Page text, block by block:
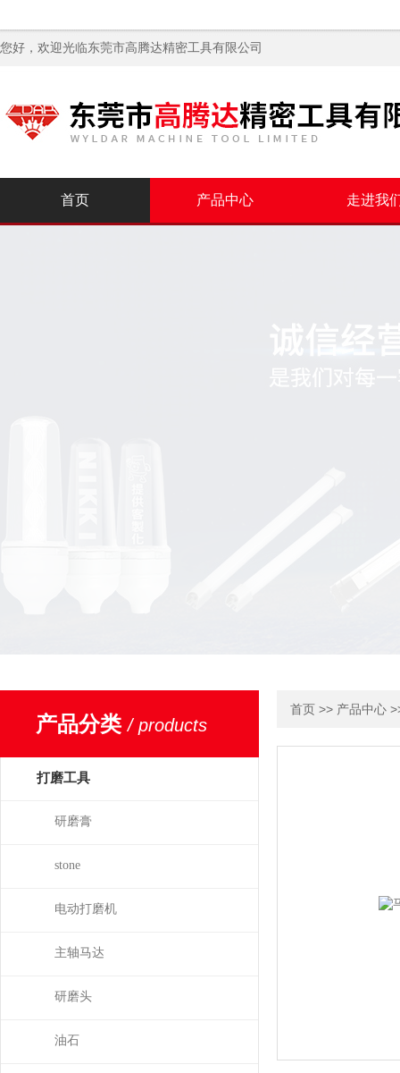
您好，欢迎光临东莞市高腾达精密工具有限公司
首页 产品中心 走进我
产品分类/ products
打磨工具
研磨膏
stone
电动打磨机
主轴马达
研磨头
油石
首页 >> 产品中心